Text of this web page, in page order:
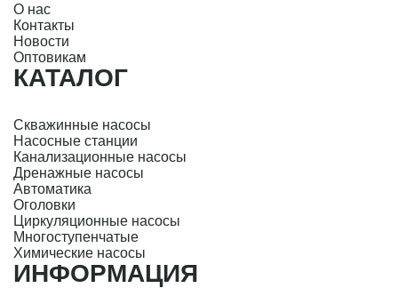
О нас
Контакты
Новости
Оптовикам
КАТАЛОГ
Скважинные насосы
Насосные станции
Канализационные насосы
Дренажные насосы
Автоматика
Оголовки
Циркуляционные насосы
Многоступенчатые
Химические насосы
ИНФОРМАЦИЯ